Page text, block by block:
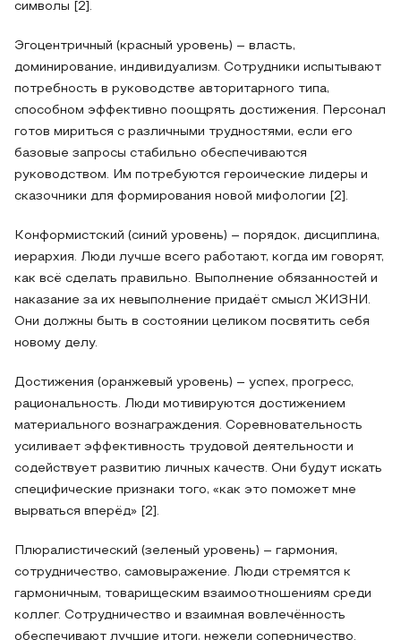
символы [2].
Эгоцентричный (красный уровень) – власть,
доминирование, индивидуализм. Сотрудники испытывают
потребность в руководстве авторитарного типа,
способном эффективно поощрять достижения. Персонал
готов мириться с различными трудностями, если его
базовые запросы стабильно обеспечиваются
руководством. Им потребуются героические лидеры и
сказочники для формирования новой мифологии [2].
Конформистский (синий уровень) – порядок, дисциплина,
иерархия. Люди лучше всего работают, когда им говорят,
как всё сделать правильно. Выполнение обязанностей и
наказание за их невыполнение придаёт смысл ЖИЗНИ.
Они должны быть в состоянии целиком посвятить себя
новому делу.
Достижения (оранжевый уровень) – успех, прогресс,
рациональность. Люди мотивируются достижением
материального вознаграждения. Соревновательность
усиливает эффективность трудовой деятельности и
содействует развитию личных качеств. Они будут искать
специфические признаки того, «как это поможет мне
вырваться вперёд» [2].
Плюралистический (зеленый уровень) – гармония,
сотрудничество, самовыражение. Люди стремятся к
гармоничным, товарищеским взаимоотношениям среди
коллег. Сотрудничество и взаимная вовлечённость
обеспечивают лучшие итоги, нежели соперничество.